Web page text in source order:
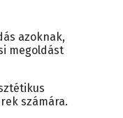
azoknak,
megoldást
számára.